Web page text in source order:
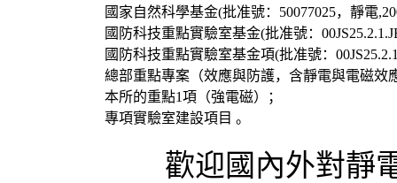
國家自然科學基金(批准號：50077025，靜電
國防科技重點實驗室基金(批准號：
國防科技重點實驗室基金項(批准號：
總部重點專案（效應與防護，含靜電與電磁效
本所的重點1項（強電磁）；
專項實驗室建設項目 。
歡迎國內外對靜電